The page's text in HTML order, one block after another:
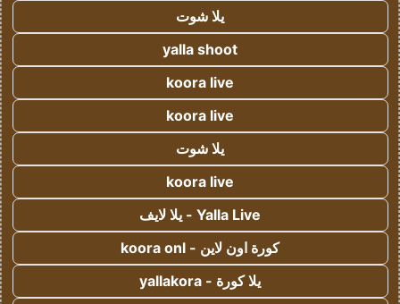
يلا شوت
yalla shoot
koora live
koora live
يلا شوت
koora live
Yalla Live - يلا لايف
كورة اون لاين - koora onl
يلا كورة - yallakora